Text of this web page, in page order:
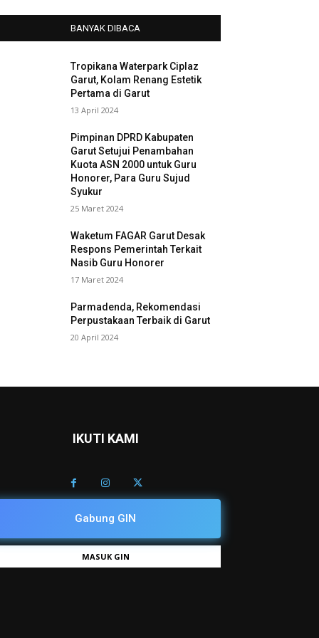
BANYAK DIBACA
Tropikana Waterpark Ciplaz
Garut, Kolam Renang Estetik
Pertama di Garut
13 April 2024
Pimpinan DPRD Kabupaten
Garut Setujui Penambahan
Kuota ASN 2000 untuk Guru
Honorer, Para Guru Sujud
Syukur
25 Maret 2024
Waketum FAGAR Garut Desak
Respons Pemerintah Terkait
Nasib Guru Honorer
17 Maret 2024
Parmadenda, Rekomendasi
Perpustakaan Terbaik di Garut
20 April 2024
IKUTI KAMI
Gabung GIN
MASUK GIN